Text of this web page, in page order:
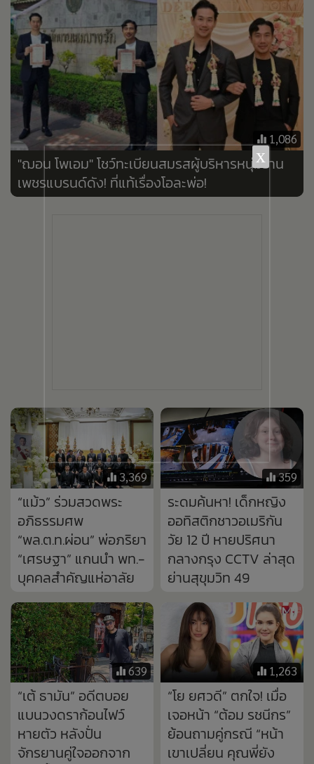
• วิทยาศาสตร์
• SMEs
• หุ้น
•
อินโดจีน
• กองทุนรวม
Celeb Online
• Factcheck
ญี่ปุ่น
News1
1,086
"ฌอน โพเอม" โชว์ทะเบียนสมรสผู้บริหารหนุ่มร้าน
เพชรแบรนด์ดัง! ที่แท้เรื่องโอละพ่อ!
3,369
“แม้ว” ร่วมสวดพระ
อภิธรรมศพ
“พล.ต.ท.ผ่อน” พ่อภริยา
“เศรษฐา” แกนนำ พท.-
บุคคลสำคัญแห่อาลัย
359
ระดมค้นหา! เด็กหญิง
ออทิสติกชาวอเมริกัน
วัย 12 ปี หายปริศนา
กลางกรุง CCTV ล่าสุด
ย่านสุขุมวิท 49
639
“เต้ ธามัน” อดีตบอย
แบนวงดราก้อนไฟว์
หายตัว หลังปั่น
จักรยานคู่ใจออกจาก
1,263
“โย ยศวดี” ตกใจ! เมื่อ
เจอหน้า “ต้อม รชนีกร”
ย้อนถามคู่กรณี “หน้า
เขาเปลี่ยน คุณพี่ยัง
x